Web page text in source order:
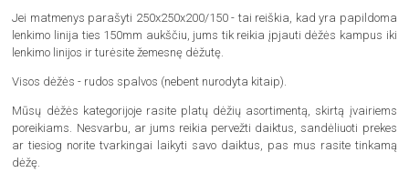
Jei matmenys parašyti 250x250x200/150 - tai reiškia, kad yra papildoma
lenkimo linija ties 150mm aukščiu, jums tik reikia įpjauti dėžės kampus iki
lenkimo linijos ir turėsite žemesnę dėžutę.
Visos dėžės - rudos spalvos (nebent nurodyta kitaip).
Mūsų dėžės kategorijoje rasite platų dėžių asortimentą, skirtą įvairiems
poreikiams. Nesvarbu, ar jums reikia pervežti daiktus, sandėliuoti prekes
ar tiesiog norite tvarkingai laikyti savo daiktus, pas mus rasite tinkamą
dėžę.